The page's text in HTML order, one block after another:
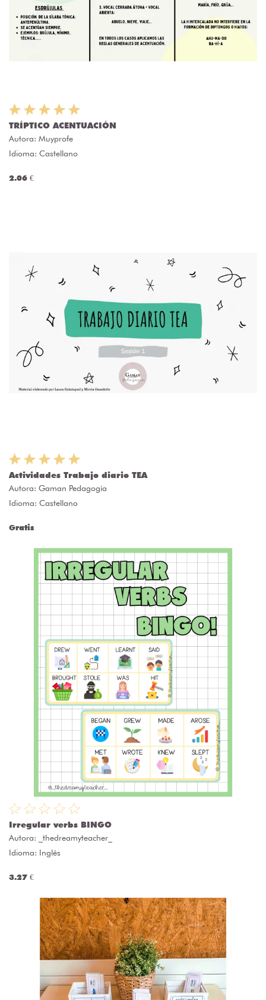
TRÍPTICO ACENTUACIÓN
Autora: Muyprofe
Idioma: Castellano
2.06 €
Actividades Trabajo diario TEA
Autora: Gaman Pedagogía
Idioma: Castellano
Gratis
Irregular verbs BINGO
Autora:
_thedreamyteacher_
Idioma: Inglés
3.27 €